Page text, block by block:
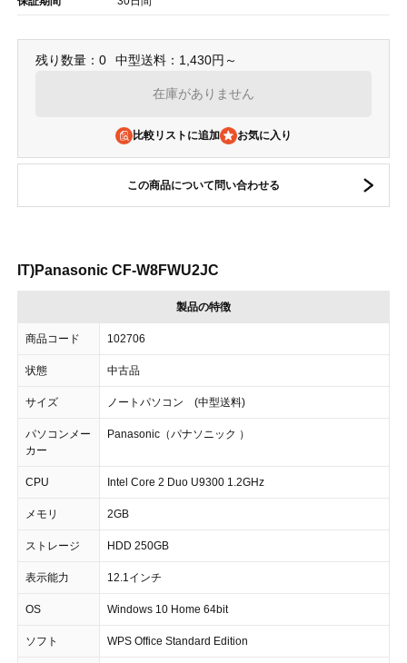
残り数量：0 中型送料：1,430円～
在庫がありません
比較リストに追加
この商品について問い合わせる
IT)Panasonic CF-W8FWU2JC
製品の特徴
商品コード 102706
状態 中古品
サイズ ノートパソコン (中型送料)
パソコンメー
カー
Panasonic（パナソニック ）
CPU Intel Core 2 Duo U9300 1.2GHz
メモリ 2GB
ストレージ HDD 250GB
表示能力 12.1インチ
OS Windows 10 Home 64bit
ソフト WPS Office Standard Edition